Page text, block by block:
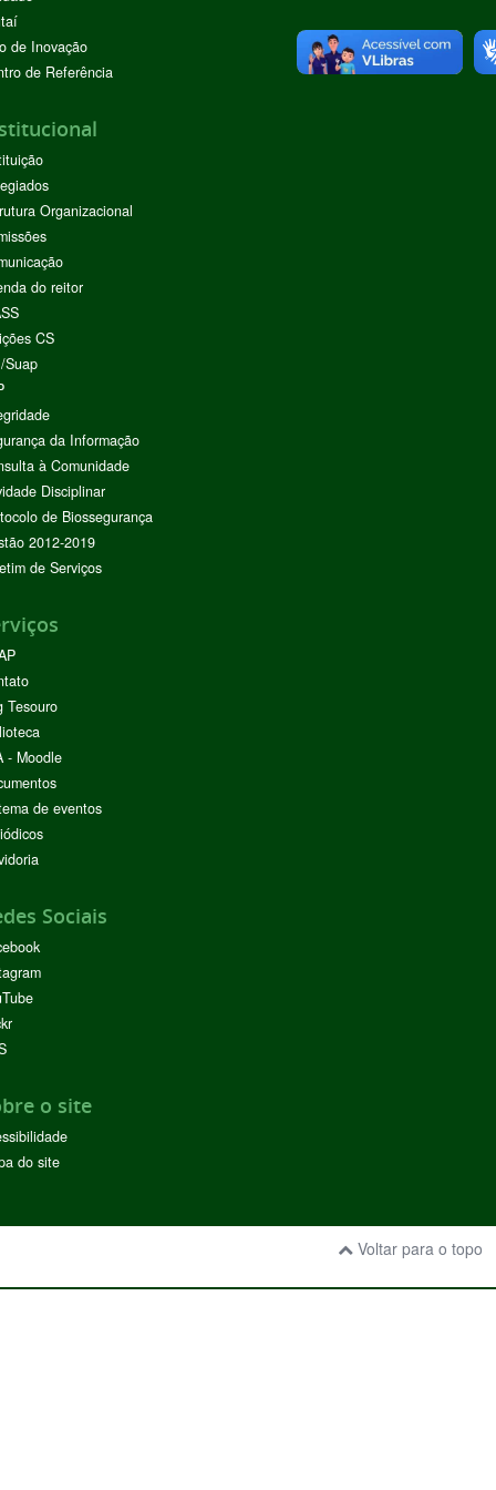
de Inovação
de Referência
Organizacional
do reitor
CS
Suap
da Informação
à Comunidade
Disciplinar
de Biossegurança
2012-2019
de Serviços
Tesouro
- Moodle
de eventos
Sociais
o site
do site
Voltar para o topo